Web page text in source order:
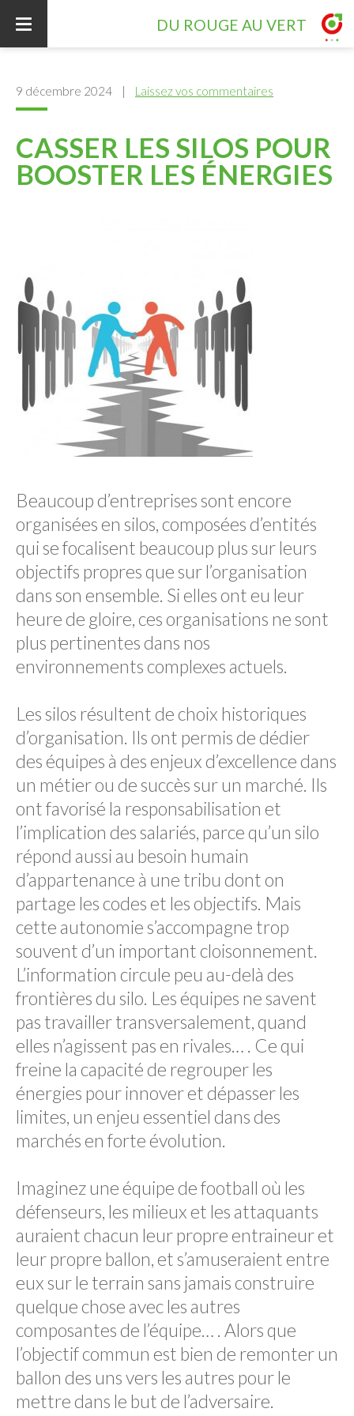
DU ROUGE AU VERT
ACCUEIL
CONTRIBUTIONS
VOTRE PROJET
OPINIONS
9 décembre 2024 | Laissez vos commentaires
CASSER LES SILOS POUR
BOOSTER LES ÉNERGIES
Beaucoup d’entreprises sont encore
organisées en silos, composées d’entités
qui se focalisent beaucoup plus sur leurs
objectifs propres que sur l’organisation
dans son ensemble. Si elles ont eu leur
heure de gloire, ces organisations ne sont
plus pertinentes dans nos
environnements complexes actuels.
Les silos résultent de choix historiques
d’organisation. Ils ont permis de dédier
des équipes à des enjeux d’excellence dans
un métier ou de succès sur un marché. Ils
ont favorisé la responsabilisation et
l’implication des salariés, parce qu’un silo
répond aussi au besoin humain
d’appartenance à une tribu dont on
partage les codes et les objectifs. Mais
cette autonomie s’accompagne trop
souvent d’un important cloisonnement.
L’information circule peu au-delà des
frontières du silo. Les équipes ne savent
pas travailler transversalement, quand
elles n’agissent pas en rivales… . Ce qui
freine la capacité de regrouper les
énergies pour innover et dépasser les
limites, un enjeu essentiel dans des
marchés en forte évolution.
Imaginez une équipe de football où les
défenseurs, les milieux et les attaquants
auraient chacun leur propre entraineur et
leur propre ballon, et s’amuseraient entre
eux sur le terrain sans jamais construire
quelque chose avec les autres
composantes de l’équipe… . Alors que
l’objectif commun est bien de remonter un
ballon des uns vers les autres pour le
mettre dans le but de l’adversaire.